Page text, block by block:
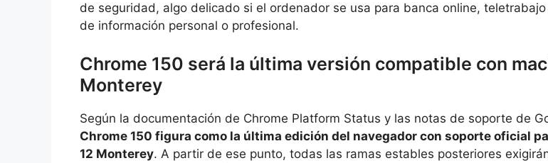
de seguridad, algo delicado si el ordenador se usa para banca online,
de información personal o profesional.
Chrome 150 será la última versión compatible con
Monterey
Según la documentación de Chrome Platform Status y las notas de soporte de
Chrome 150 figura como la última edición del navegador con soporte oficial
12 Monterey. A partir de ese punto, todas las ramas estables posteriores